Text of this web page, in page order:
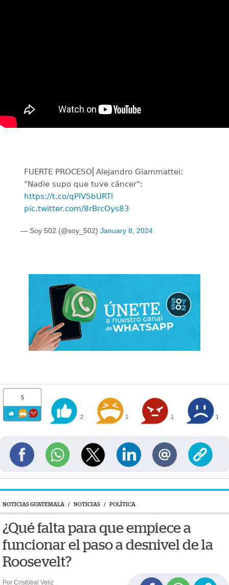
FUERTE PROCESO⎜Alejandro Giammattei:
"Nadie supo que tuve cáncer":
https://t.co/qPlVSbURTi
pic.twitter.com/8rBrcOys83
— Soy 502 (@soy_502) January 8, 2024
5
2 1 1 1
NOTICIAS GUATEMALA / NOTICIAS / POLÍTICA
¿Qué falta para que empiece a
funcionar el paso a desnivel de la
Roosevelt?
Por Cristóbal Veliz